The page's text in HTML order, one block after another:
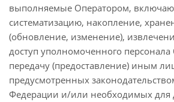
выполняемые Оператором,
систематизацию, накопление,
(обновление, изменение),
доступ уполномоченного персонала
передачу (предоставление) иным
предусмотренных
Федерации и/или необходимых для